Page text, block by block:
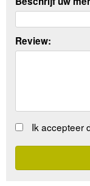
Review:
Ik accepteer